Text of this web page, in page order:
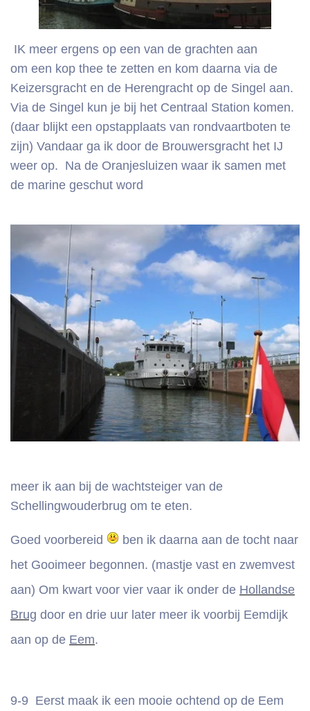
IK meer ergens op een van de grachten aan
om een kop thee te zetten en kom daarna via de
Keizersgracht en de Herengracht op de Singel aan.
Via de Singel kun je bij het Centraal Station komen.
(daar blijkt een opstapplaats van rondvaartboten te
zijn) Vandaar ga ik door de Brouwersgracht het IJ
weer op. Na de Oranjesluizen waar ik samen met
de marine geschut word
meer ik aan bij de wachtsteiger van de
Schellingwouderbrug om te eten.
Goed voorbereid
ben ik daarna aan de tocht naar
het Gooimeer begonnen. (mastje vast en zwemvest
aan) Om kwart voor vier vaar ik onder de Hollandse
Brug door en drie uur later meer ik voorbij Eemdijk
aan op de Eem.
9-9 Eerst maak ik een mooie ochtend op de Eem